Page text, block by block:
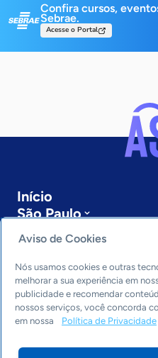
Confira cursos,
Sebrae.
Acesse o Portal
Início
São Paulo
Sobre a ASN
Últimas notícias
Entre em contato
Editorias
Economia & Política
Inovação & Tecnologia
Cultura
Aviso de Cookies
Nós usamos cookies e outras
melhorar a sua experiência em
publicidade e recomendar
nossos serviços, você concorda
em nossa
Política de Privacidade